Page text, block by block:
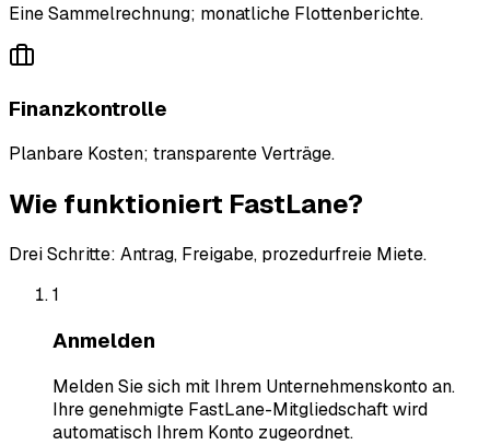
Eine Sammelrechnung; monatliche Flottenberichte.
Finanzkontrolle
Planbare Kosten; transparente Verträge.
Wie funktioniert FastLane?
Drei Schritte: Antrag, Freigabe, prozedurfreie Miete.
1
Anmelden
Melden Sie sich mit Ihrem Unternehmenskonto an.
Ihre genehmigte FastLane-Mitgliedschaft wird
automatisch Ihrem Konto zugeordnet.